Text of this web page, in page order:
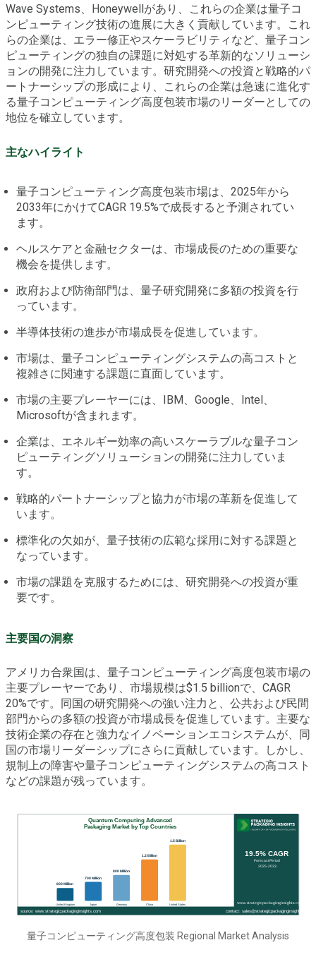
Wave Systems、Honeywellがあり、これらの企業は量子コ
ンピューティング技術の進展に大きく貢献しています。これ
らの企業は、エラー修正やスケーラビリティなど、量子コン
ピューティングの独自の課題に対処する革新的なソリューシ
ョンの開発に注力しています。研究開発への投資と戦略的パ
ートナーシップの形成により、これらの企業は急速に進化す
る量子コンピューティング高度包装市場のリーダーとしての
地位を確立しています。
主なハイライト
量子コンピューティング高度包装市場は、2025年から
2033年にかけてCAGR 19.5%で成長すると予測されてい
ます。
ヘルスケアと金融セクターは、市場成長のための重要な
機会を提供します。
政府および防衛部門は、量子研究開発に多額の投資を行
っています。
半導体技術の進歩が市場成長を促進しています。
市場は、量子コンピューティングシステムの高コストと
複雑さに関連する課題に直面しています。
市場の主要プレーヤーには、IBM、Google、Intel、
Microsoftが含まれます。
企業は、エネルギー効率の高いスケーラブルな量子コン
ピューティングソリューションの開発に注力していま
す。
戦略的パートナーシップと協力が市場の革新を促進して
います。
標準化の欠如が、量子技術の広範な採用に対する課題と
なっています。
市場の課題を克服するためには、研究開発への投資が重
要です。
主要国の洞察
アメリカ合衆国は、量子コンピューティング高度包装市場の
主要プレーヤーであり、市場規模は$1.5 billionで、CAGR
20%です。同国の研究開発への強い注力と、公共および民間
部門からの多額の投資が市場成長を促進しています。主要な
技術企業の存在と強力なイノベーションエコシステムが、同
国の市場リーダーシップにさらに貢献しています。しかし、
規制上の障害や量子コンピューティングシステムの高コスト
などの課題が残っています。
量子コンピューティング高度包装 Regional Market Analysis